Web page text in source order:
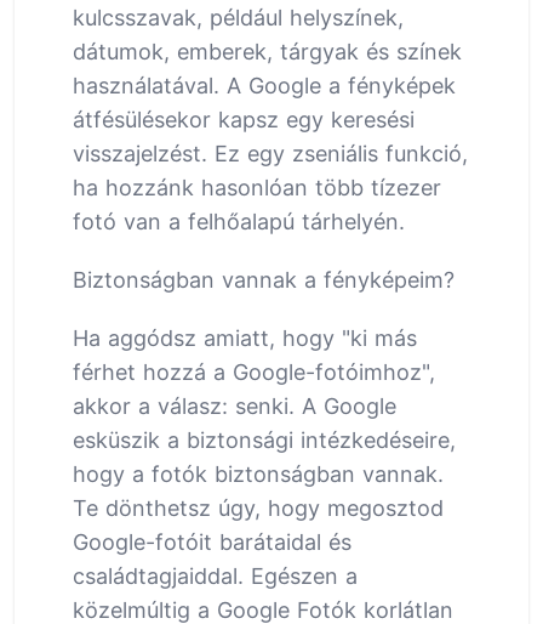
kulcsszavak, például helyszínek,
dátumok, emberek, tárgyak és színek
használatával. A Google a fényképek
átfésülésekor kapsz egy keresési
visszajelzést. Ez egy zseniális funkció,
ha hozzánk hasonlóan több tízezer
fotó van a felhőalapú tárhelyén.
Biztonságban vannak a fényképeim?
Ha aggódsz amiatt, hogy "ki más
férhet hozzá a Google-fotóimhoz",
akkor a válasz: senki. A Google
esküszik a biztonsági intézkedéseire,
hogy a fotók biztonságban vannak.
Te dönthetsz úgy, hogy megosztod
Google-fotóit barátaidal és
családtagjaiddal. Egészen a
közelmúltig a Google Fotók korlátlan